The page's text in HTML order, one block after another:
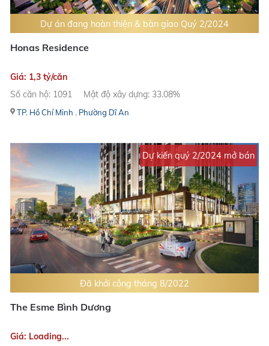
Dự án đang hoàn thiện & bàn giao Quý 2/2024
Honas Residence
Giá: 1,3 tỷ/căn
Số căn hộ: 1091
Mật độ xây dựng: 33.08%
TP. Hồ Chí Minh , Phường Dĩ An
Dự kiến quý 2/2024 mở bán
Đã khởi công tháng 8/2022
The Esme Bình Dương
Giá: Loading...